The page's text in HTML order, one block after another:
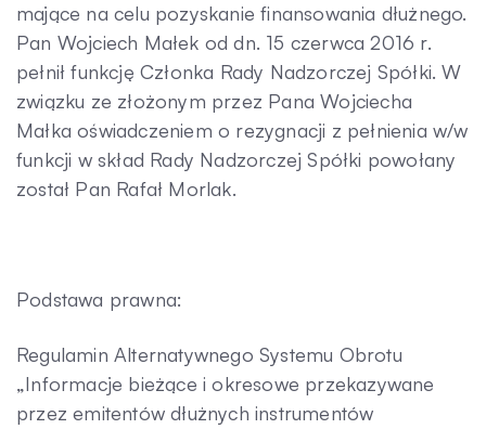
mające na celu pozyskanie finansowania dłużnego.
Pan Wojciech Małek od dn. 15 czerwca 2016 r.
pełnił funkcję Członka Rady Nadzorczej Spółki. W
związku ze złożonym przez Pana Wojciecha
Małka oświadczeniem o rezygnacji z pełnienia w/w
funkcji w skład Rady Nadzorczej Spółki powołany
został Pan Rafał Morlak.
Podstawa prawna:
Regulamin Alternatywnego Systemu Obrotu
„Informacje bieżące i okresowe przekazywane
przez emitentów dłużnych instrumentów